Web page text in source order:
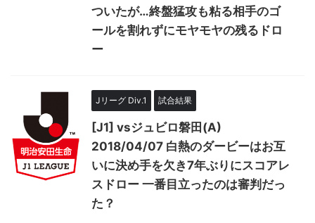
ついたが…終盤猛攻も粘る相手のゴ
ールを割れずにモヤモヤの残るドロ
ー
Jリーグ Div.1 試合結果
[J1] vsジュビロ磐田(A)
2018/04/07 白熱のダービーはお互
いに決め手を欠き7年ぶりにスコアレ
スドロー 一番目立ったのは審判だっ
た？